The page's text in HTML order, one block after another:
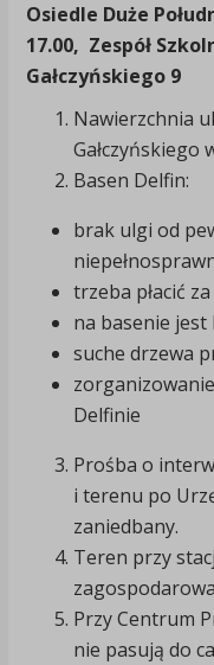
Osiedle Duże
17.00, Zespół
Gałczyńskiego 9
Nawierzchnia
Gałczyńskiego
Basen Delfin:
brak ulgi od
trzeba płacić
na basenie
suche drzewa
Delfinie
Prośba o
i terenu po
zaniedbany.
Teren przy
Przy Centrum
nie pasują do